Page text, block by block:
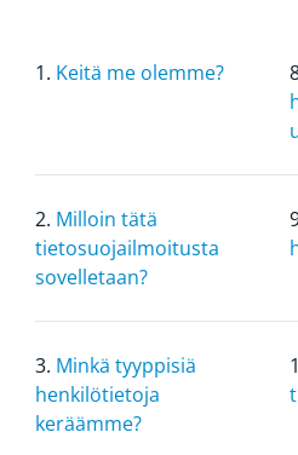
1. Keitä me olemme?
2. Milloin tätä
tietosuojailmoitusta
sovelletaan?
3. Minkä tyyppisiä
henkilötietoja
keräämme?